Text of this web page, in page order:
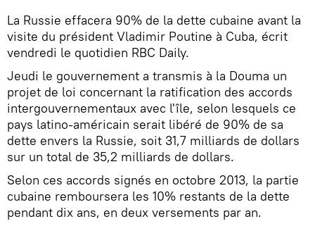
La Russie effacera 90% de la dette cubaine avant la
visite du président Vladimir Poutine à Cuba, écrit
vendredi le quotidien RBC Daily.
Jeudi le gouvernement a transmis à la Douma un
projet de loi concernant la ratification des accords
intergouvernementaux avec l'île, selon lesquels ce
pays latino-américain serait libéré de 90% de sa
dette envers la Russie, soit 31,7 milliards de dollars
sur un total de 35,2 milliards de dollars.
Selon ces accords signés en octobre 2013, la partie
cubaine remboursera les 10% restants de la dette
pendant dix ans, en deux versements par an.